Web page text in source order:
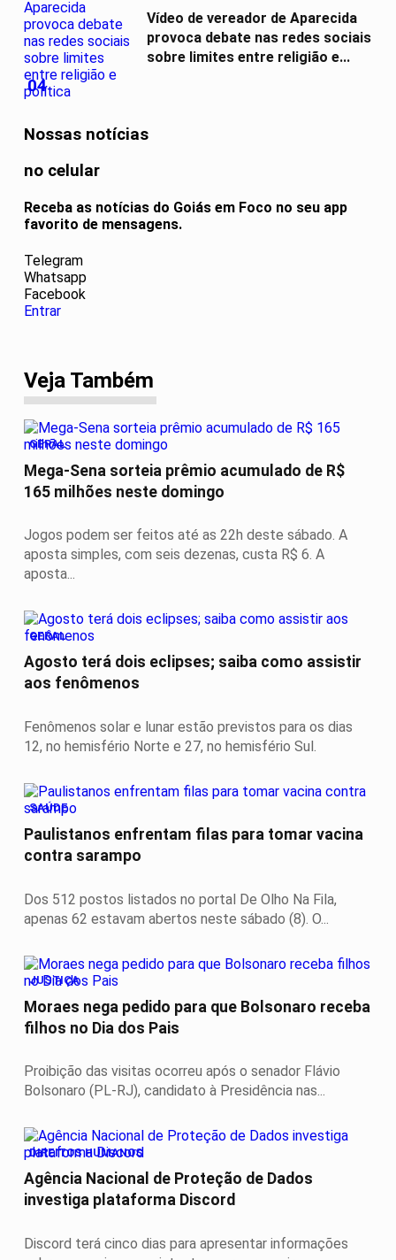
04
Vídeo de vereador de Aparecida
provoca debate nas redes sociais
sobre limites entre religião e...
Nossas notícias
no celular
Receba as notícias do Goiás em Foco no seu app
favorito de mensagens.
Telegram
Whatsapp
Facebook
Entrar
Veja Também
GERAL
Mega-Sena sorteia prêmio acumulado de R$
165 milhões neste domingo
Jogos podem ser feitos até as 22h deste sábado. A
aposta simples, com seis dezenas, custa R$ 6. A
aposta...
GERAL
Agosto terá dois eclipses; saiba como assistir
aos fenômenos
Fenômenos solar e lunar estão previstos para os dias
12, no hemisfério Norte e 27, no hemisfério Sul.
SAÚDE
Paulistanos enfrentam filas para tomar vacina
contra sarampo
Dos 512 postos listados no portal De Olho Na Fila,
apenas 62 estavam abertos neste sábado (8). O...
JUSTIÇA
Moraes nega pedido para que Bolsonaro receba
filhos no Dia dos Pais
Proibição das visitas ocorreu após o senador Flávio
Bolsonaro (PL-RJ), candidato à Presidência nas...
DIREITOS HUMANOS
Agência Nacional de Proteção de Dados
investiga plataforma Discord
Discord terá cinco dias para apresentar informações